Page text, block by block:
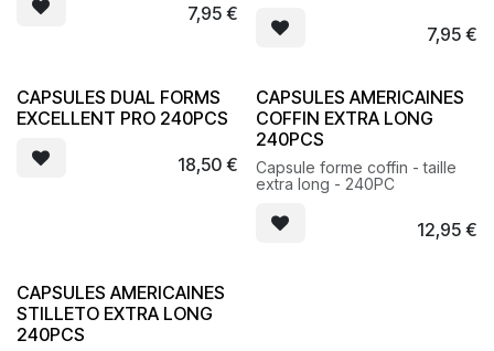
7,95€
7,95€
CAPSULES DUAL FORMS
EXCELLENT PRO 240PCS
18,50€
CAPSULES AMERICAINES
COFFIN EXTRA LONG
240PCS
Capsule forme coffin - taille
extra long - 240PC
12,95€
CAPSULES AMERICAINES
STILLETO EXTRA LONG
240PCS